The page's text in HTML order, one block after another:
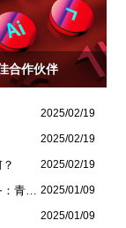
合作伙伴
2025/02/19
2025/02/19
2025/02/19
2025/01/09
2025/01/09